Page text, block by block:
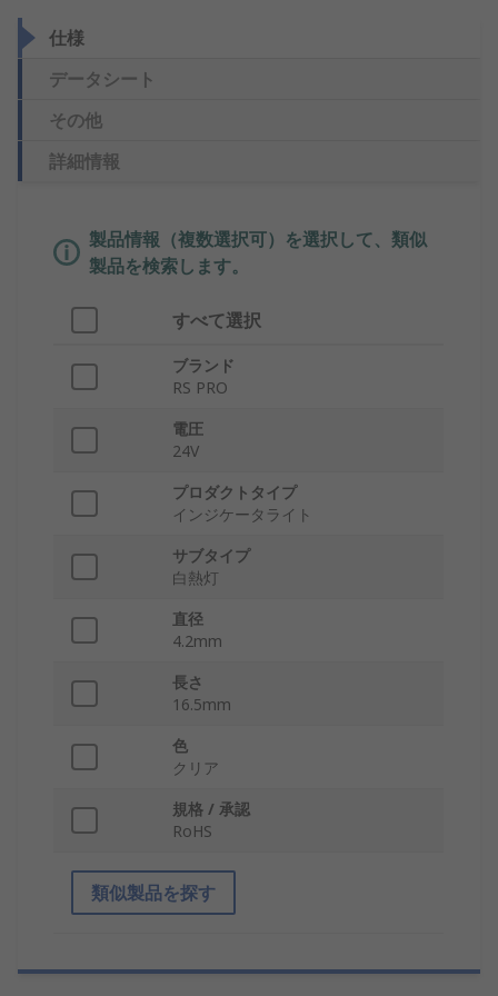
仕様
データシート
その他
詳細情報
製品情報（複数選択可）を選択して、類似
製品を検索します。
すべて選択
ブランド
RS PRO
電圧
24V
プロダクトタイプ
インジケータライト
サブタイプ
白熱灯
直径
4.2mm
長さ
16.5mm
色
クリア
規格 / 承認
RoHS
類似製品を探す